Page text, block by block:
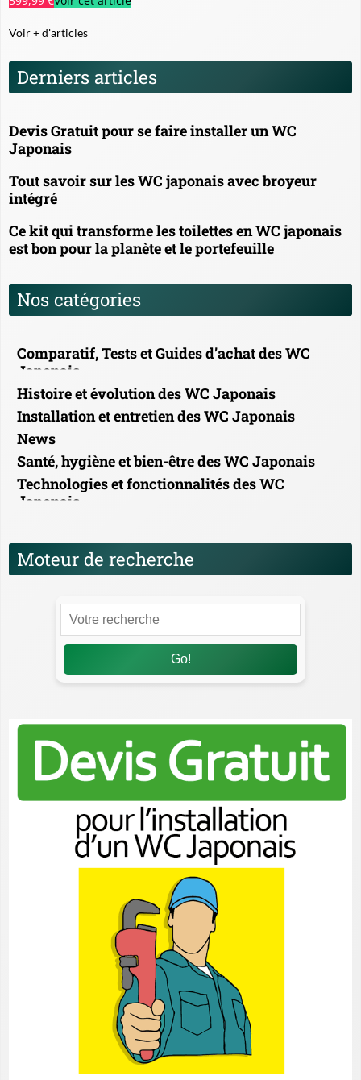
Voir + d'articles
Derniers articles
Devis Gratuit pour se faire installer un WC
Japonais
Tout savoir sur les WC japonais avec broyeur
intégré
Ce kit qui transforme les toilettes en WC japonais
est bon pour la planète et le portefeuille
Nos catégories
Comparatif, Tests et Guides d’achat des WC
Japonais
Histoire et évolution des WC Japonais
Installation et entretien des WC Japonais
News
Santé, hygiène et bien-être des WC Japonais
Technologies et fonctionnalités des WC
Japonais
Moteur de recherche
Go!